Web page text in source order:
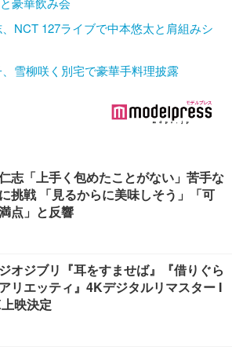
、NCT 127ライブで中本悠太と肩組みシ
、雪柳咲く別宅で豪華手料理披露
志「上手く包めたことがない」苦手な
挑戦 「見るからに美味しそう」「可
点」と反響
オジブリ『耳をすませば』『借りぐら
リエッティ』4Kデジタルリマスター I
映決定